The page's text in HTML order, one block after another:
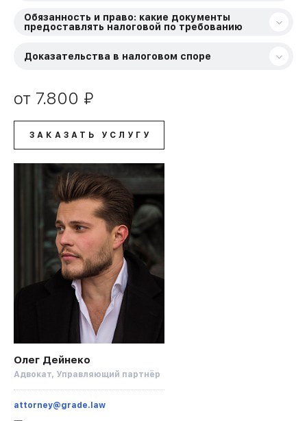
Обязанность и право: какие документы
предоставлять налоговой по требованию
Доказательства в налоговом споре
от 7.800 ₽
ЗАКАЗАТЬ УСЛУГУ
Олег Дейнеко
Адвокат, Управляющий партнёр
attorney@grade.law
Как к вам обращаться?
Номер моб. телефона
ЗАКАЗАТЬ УСЛУГУ